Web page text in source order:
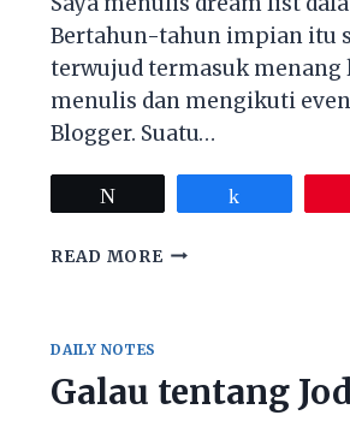
Bertahun-tahun impian itu
terwujud termasuk
menulis dan mengikuti
Blogger. Suatu…
READ MOREKIKY’S
DAILY NOTES
Galau tentang